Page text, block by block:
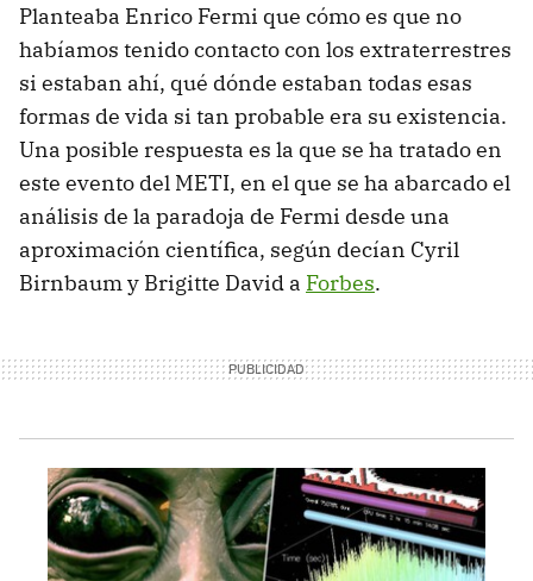
Planteaba Enrico Fermi que cómo es que no
habíamos tenido contacto con los extraterrestres
si estaban ahí, qué dónde estaban todas esas
formas de vida si tan probable era su existencia.
Una posible respuesta es la que se ha tratado en
este evento del METI, en el que se ha abarcado el
análisis de la paradoja de Fermi desde una
aproximación científica, según decían Cyril
Birnbaum y Brigitte David a Forbes.